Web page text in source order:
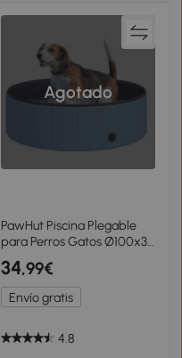
Agotado
PawHut Piscina Plegable
para Perros Gatos Ø100x30
cm Bañera Portátil para
Mascotas PVC
Antideslizante Múltiples
Usos Color Azul
34,99€
Envío gratis
4.8